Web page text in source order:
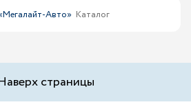
Авто» Каталог
страницы